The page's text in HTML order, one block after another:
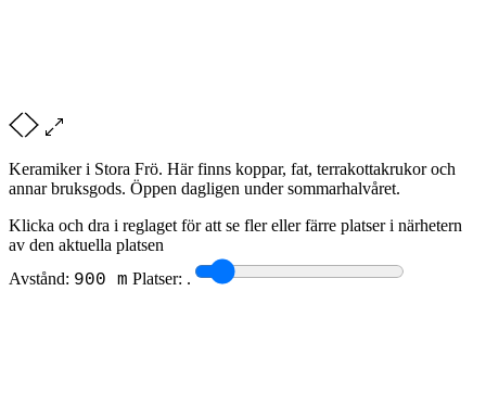
Keramiker i Stora Frö. Här finns koppar, fat, terrakottakrukor och
annar bruksgods. Öppen dagligen under sommarhalvåret.
Klicka och dra i reglaget för att se fler eller färre platser i närhetern
av den aktuella platsen
Avstånd: 900 m Platser: .